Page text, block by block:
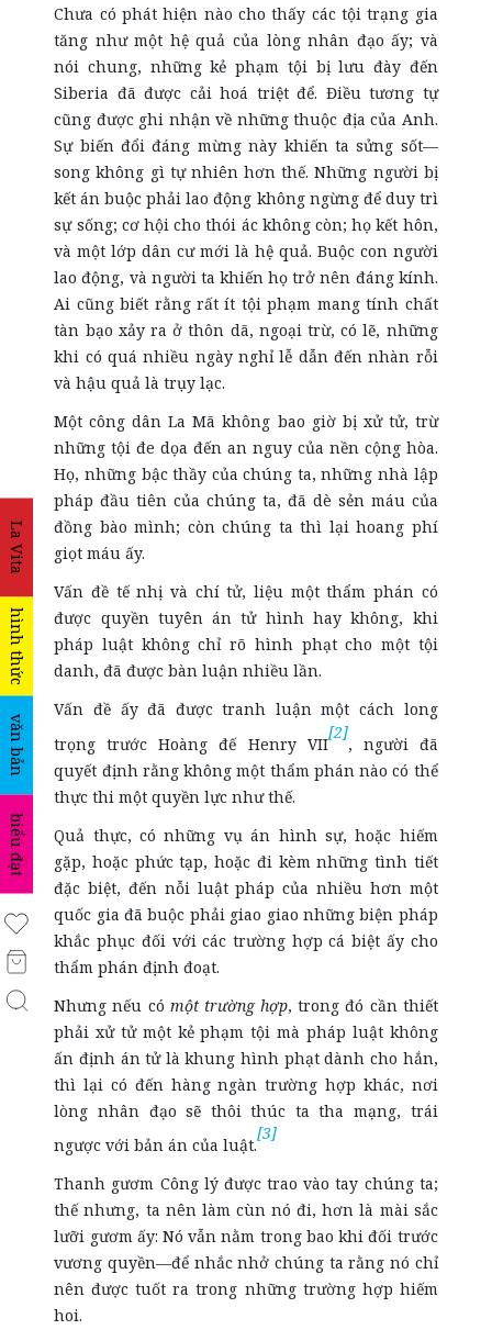
La Vita
hình thức
văn bản
biểu đạt
Chưa có phát hiện nào cho thấy các tội trạng gia
tăng như một hệ quả của lòng nhân đạo ấy; và
nói chung, những kẻ phạm tội bị lưu đày đến
Siberia đã được cải hoá triệt để. Điều tương tự
cũng được ghi nhận về những thuộc địa của Anh.
Sự biến đổi đáng mừng này khiến ta sửng sốt—
song không gì tự nhiên hơn thế. Những người bị
kết án buộc phải lao động không ngừng để duy trì
sự sống; cơ hội cho thói ác không còn; họ kết hôn,
và một lớp dân cư mới là hệ quả. Buộc con người
lao động, và người ta khiến họ trở nên đáng kính.
Ai cũng biết rằng rất ít tội phạm mang tính chất
tàn bạo xảy ra ở thôn dã, ngoại trừ, có lẽ, những
khi có quá nhiều ngày nghỉ lễ dẫn đến nhàn rỗi
và hậu quả là trụy lạc.
Một công dân La Mã không bao giờ bị xử tử, trừ
những tội đe dọa đến an nguy của nền cộng hòa.
Họ, những bậc thầy của chúng ta, những nhà lập
pháp đầu tiên của chúng ta, đã dè sẻn máu của
đồng bào mình; còn chúng ta thì lại hoang phí
giọt máu ấy.
Vấn đề tế nhị và chí tử, liệu một thẩm phán có
được quyền tuyên án tử hình hay không, khi
pháp luật không chỉ rõ hình phạt cho một tội
danh, đã được bàn luận nhiều lần.
Vấn đề ấy đã được tranh luận một cách long
trọng trước Hoàng đế Henry VII
[2]
, người đã
quyết định rằng không một thẩm phán nào có thể
thực thi một quyền lực như thế.
Quả thực, có những vụ án hình sự, hoặc hiếm
gặp, hoặc phức tạp, hoặc đi kèm những tình tiết
đặc biệt, đến nỗi luật pháp của nhiều hơn một
quốc gia đã buộc phải giao giao những biện pháp
khắc phục đối với các trường hợp cá biệt ấy cho
thẩm phán định đoạt.
Nhưng nếu có một trường hợp, trong đó cần thiết
phải xử tử một kẻ phạm tội mà pháp luật không
ấn định án tử là khung hình phạt dành cho hắn,
thì lại có đến hàng ngàn trường hợp khác, nơi
lòng nhân đạo sẽ thôi thúc ta tha mạng, trái
ngược với bản án của luật.
[3]
Thanh gươm Công lý được trao vào tay chúng ta;
thế nhưng, ta nên làm cùn nó đi, hơn là mài sắc
lưỡi gươm ấy: Nó vẫn nằm trong bao khi đối trước
vương quyền—để nhắc nhở chúng ta rằng nó chỉ
nên được tuốt ra trong những trường hợp hiếm
hoi.